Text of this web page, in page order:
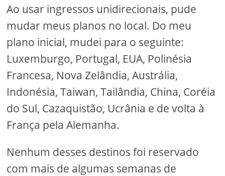
Ao usar ingressos unidirecionais, pude
mudar meus planos no local. Do meu
plano inicial, mudei para o seguinte:
Luxemburgo, Portugal, EUA, Polinésia
Francesa, Nova Zelândia, Austrália,
Indonésia, Taiwan, Tailândia, China, Coréia
do Sul, Cazaquistão, Ucrânia e de volta à
França pela Alemanha.
Nenhum desses destinos foi reservado
com mais de algumas semanas de